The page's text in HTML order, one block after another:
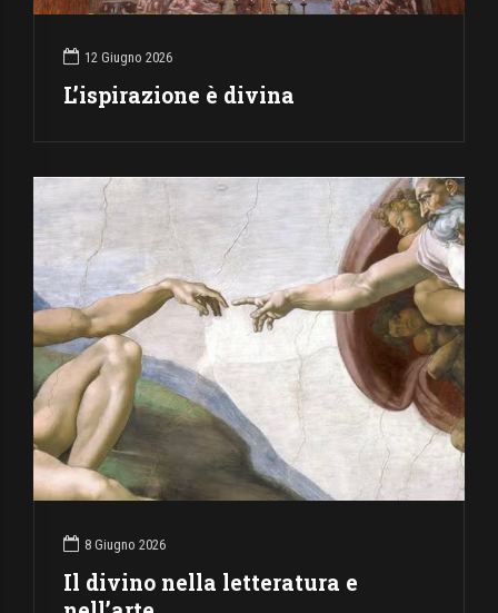
12 Giugno 2026
L’ispirazione è divina
8 Giugno 2026
Il divino nella letteratura e